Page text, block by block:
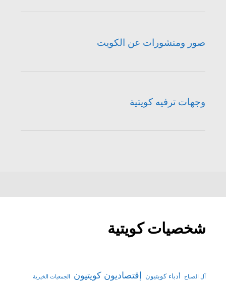
صور ومنشورات عن الكويت
وجهات ترفيه كويتية
شخصيات كويتية
آل الصباح أدباء كويتيون إقتصاديون كويتيون الجمعيات الخيرية